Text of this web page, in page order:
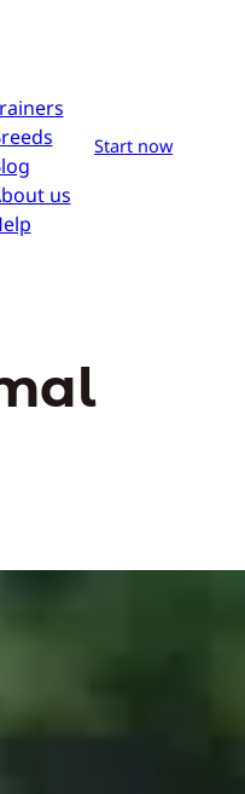
us
Start now